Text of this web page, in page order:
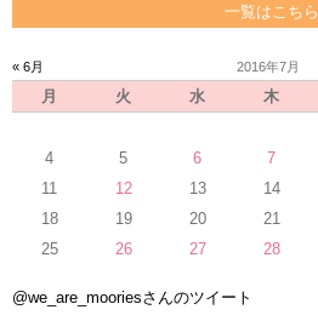
一覧はこちら
« 6月 2016年7月
月 火 水 木
4
5 6 7
11
12 13 14
18
19 20 21
25
26 27 28
@we_are_mooriesさんのツイート